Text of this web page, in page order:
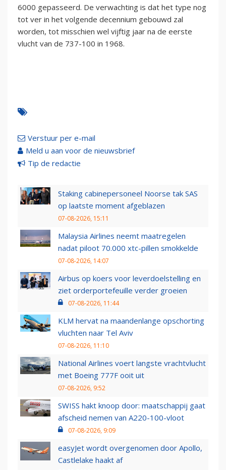
6000 gepasseerd. De verwachting is dat het type nog
tot ver in het volgende decennium gebouwd zal
worden, tot misschien wel vijftig jaar na de eerste
vlucht van de 737-100 in 1968.
Verstuur per e-mail
Meld u aan voor de nieuwsbrief
Tip de redactie
Staking cabinepersoneel Noorse tak SAS
op laatste moment afgeblazen
07-08-2026, 15:11
Malaysia Airlines neemt maatregelen
nadat piloot 70.000 xtc-pillen smokkelde
07-08-2026, 14:07
Airbus op koers voor leverdoelstelling en
ziet orderportefeuille verder groeien
07-08-2026, 11:44
KLM hervat na maandenlange opschorting
vluchten naar Tel Aviv
07-08-2026, 11:10
National Airlines voert langste vrachtvlucht
met Boeing 777F ooit uit
07-08-2026, 9:52
SWISS hakt knoop door: maatschappij gaat
afscheid nemen van A220-100-vloot
07-08-2026, 9:09
easyJet wordt overgenomen door Apollo,
Castlelake haakt af